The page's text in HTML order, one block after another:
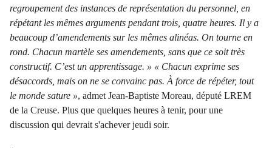
regroupement des instances de représentation du personnel, en
répétant les mêmes arguments pendant trois, quatre heures. Il y a
beaucoup d’amendements sur les mêmes alinéas. On tourne en
rond. Chacun martèle ses amendements, sans que ce soit très
constructif. C’est un apprentissage. » « Chacun exprime ses
désaccords, mais on ne se convainc pas. À force de répéter, tout
le monde sature », admet Jean-Baptiste Moreau, député LREM
de la Creuse. Plus que quelques heures à tenir, pour une
discussion qui devrait s'achever jeudi soir.